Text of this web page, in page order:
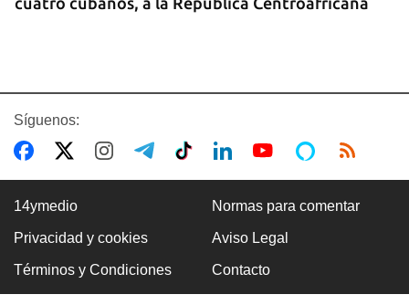
GUERRA
Ucrania ataca otro centro logístico del Amazon
Síguenos:
14ymedio Normas para comentar
Privacidad y cookies Aviso Legal
Términos y Condiciones Contacto